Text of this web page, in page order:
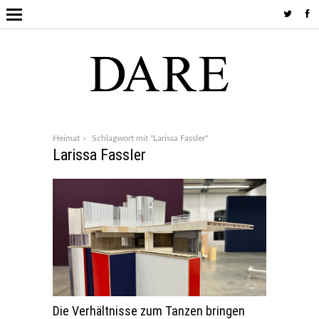
Heimat Schlagwort mit "Larissa Fassler"
Larissa Fassler
Die Verhältnisse zum Tanzen bringen